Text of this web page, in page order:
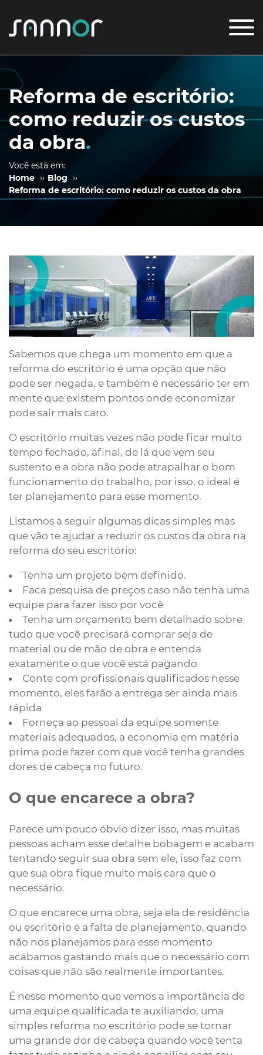
Reforma de escritório:
como reduzir os custos
da obra.
Você está em:
Home ›› Blog ››
Reforma de escritório: como reduzir os custos da obra
Sabemos que chega um momento em que a
reforma do escritório é uma opção que não
pode ser negada, e também é necessário ter em
mente que existem pontos onde economizar
pode sair mais caro.
O escritório muitas vezes não pode ficar muito
tempo fechado, afinal, de lá que vem seu
sustento e a obra não pode atrapalhar o bom
funcionamento do trabalho, por isso, o ideal é
ter planejamento para esse momento.
Listamos a seguir algumas dicas simples mas
que vão te ajudar a reduzir os custos da obra na
reforma do seu escritório:
Tenha um projeto bem definido.
Faca pesquisa de preços caso não tenha uma
equipe para fazer isso por você
Tenha um orçamento bem detalhado sobre
tudo que você precisará comprar seja de
material ou de mão de obra e entenda
exatamente o que você está pagando
Conte com profissionais qualificados nesse
momento, eles farão a entrega ser ainda mais
rápida
Forneça ao pessoal da equipe somente
materiais adequados, a economia em matéria
prima pode fazer com que você tenha grandes
dores de cabeça no futuro.
O que encarece a obra?
Parece um pouco óbvio dizer isso, mas muitas
pessoas acham esse detalhe bobagem e acabam
tentando seguir sua obra sem ele, isso faz com
que sua obra fique muito mais cara que o
necessário.
O que encarece uma obra, seja ela de residência
ou escritório é a falta de planejamento, quando
não nos planejamos para esse momento
acabamos gastando mais que o necessário com
coisas que não são realmente importantes.
É nesse momento que vemos a importância de
uma equipe qualificada te auxiliando, uma
simples reforma no escritório pode se tornar
uma grande dor de cabeça quando você tenta